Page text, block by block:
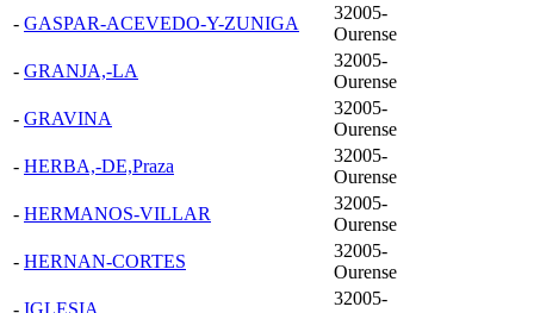
- GASPAR-ACEVEDO-Y-ZUNIGA
32005-
Ourense
- GRANJA,-LA
32005-
Ourense
- GRAVINA
32005-
Ourense
- HERBA,-DE,Praza
32005-
Ourense
- HERMANOS-VILLAR
32005-
Ourense
- HERNAN-CORTES
32005-
Ourense
- IGLESIA
32005-